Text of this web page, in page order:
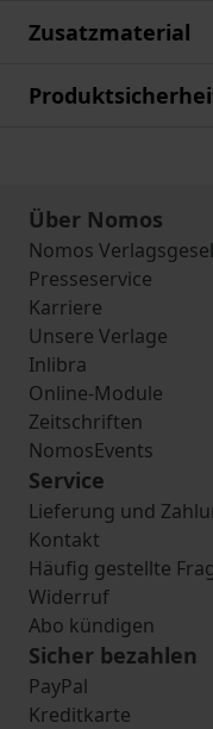
Zusatzmaterial
Über Nomos
Nomos
Presseservice
Karriere
Unsere Verlage
Inlibra
Online-Module
Zeitschriften
NomosEvents
Service
Lieferung und
Kontakt
Häufig gestellte
Widerruf
Abo kündigen
Sicher bezahlen
PayPal
Kreditkarte